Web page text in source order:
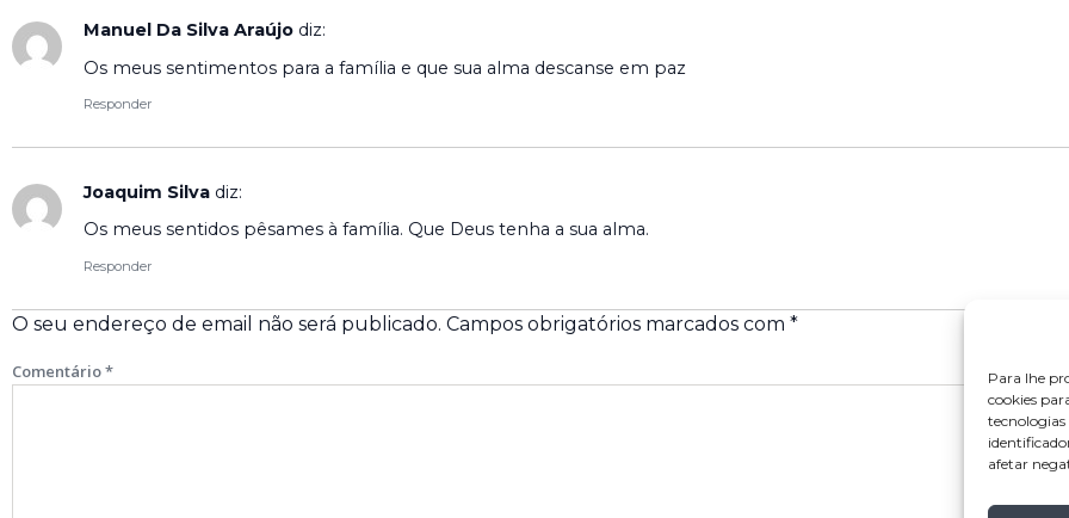
Para lhe
cookies
afetar
Manuel Da Silva Araújo diz:
Os meus sentimentos para a família e que sua alma descanse em paz
Responder
Joaquim Silva diz:
Os meus sentidos pêsames à família. Que Deus tenha a sua alma.
Responder
O seu endereço de email não será publicado. Campos obrigatórios marcados com *
Comentário*